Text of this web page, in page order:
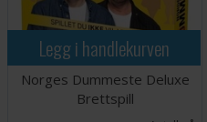
Legg i handlekurven
Norges Dummeste Deluxe
Brettspill